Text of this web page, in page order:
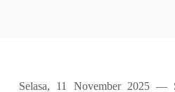
Selasa, 11 November 2025 —